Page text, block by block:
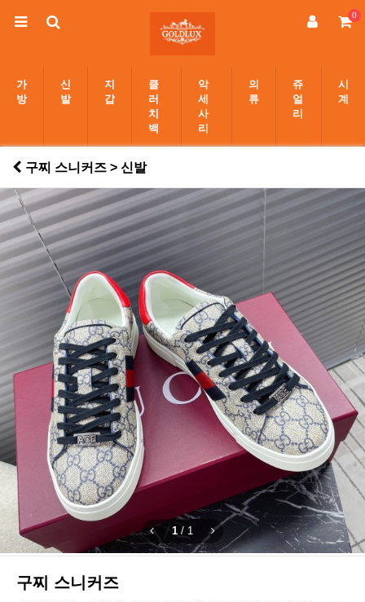
0
가
방
신
발
지
갑
클
러
치
백
악
세
사
리
의
류
쥬
얼
리
시
계
구찌 스니커즈 > 신발
1 / 1
구찌 스니커즈